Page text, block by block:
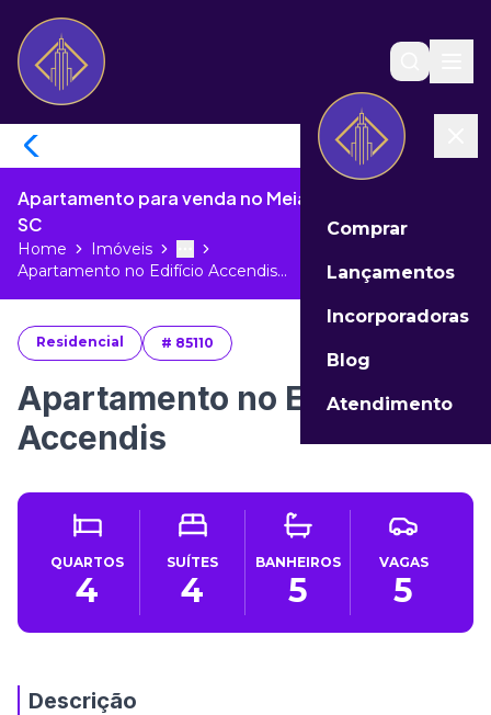
Comprar
Lançamentos
Incorporadoras
Blog
Atendimento
Apartamento para venda no Meia Praia de Itapema -
SC
Home Imóveis More
Toggle menu
Apartamento no Edifício Accendis...
Residencial # 85110
Apartamento no Edifício
Accendis
QUARTOS
4
SUÍTES
4
BANHEIROS
5
VAGAS
5
Descrição